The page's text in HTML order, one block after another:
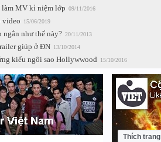
làm MV kỉ niệm lớp 09/11/2016
video 15/06/2019
ngắn như thế này? 20/11/2013
giúp ở ĐN 13/10/2014
kiểu ngôi sao Hollywwood 15/10/2016
Thích trang